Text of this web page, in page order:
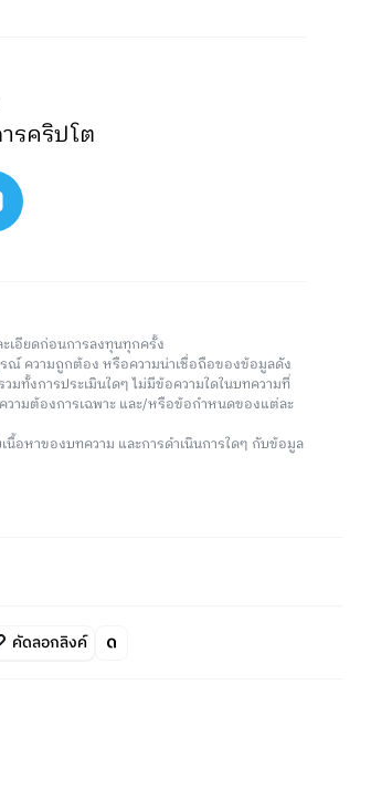
รคริปโต
เอียดก่อนการลงทุนทุกครั้ง
ณ์ ความถูกต้อง หรือความน่าเชื่อถือของข้อมูลดัง
ทั้งการประเมินใดๆ ไม่มีข้อความใดในบทความที่
วามต้องการเฉพาะ และ/หรือข้อกำหนดของแต่ละ
อหาของบทความ และการดำเนินการใดๆ กับข้อมูล
คัดลอกลิงค์